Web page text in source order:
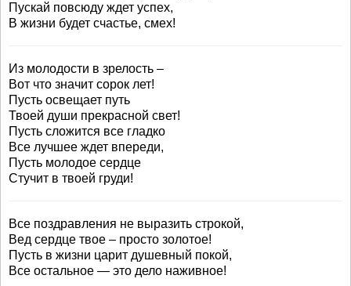
Пускай повсюду ждет успех,
В жизни будет счастье, смех!
Из молодости в зрелость –
Вот что значит сорок лет!
Пусть освещает путь
Твоей души прекрасной свет!
Пусть сложится все гладко
Все лучшее ждет впереди,
Пусть молодое сердце
Стучит в твоей груди!
Все поздравления не выразить строкой,
Вед сердце твое – просто золотое!
Пусть в жизни царит душевный покой,
Все остальное — это дело наживное!